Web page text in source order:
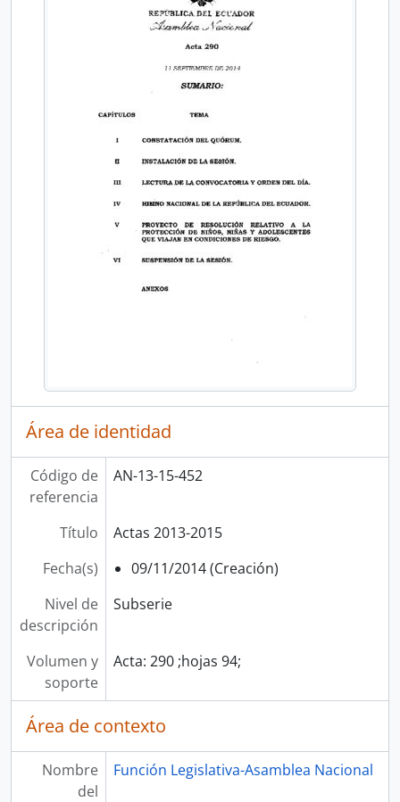
Área de identidad
Código de
referencia
AN-13-15-452
Título
Actas 2013-2015
Fecha(s)
09/11/2014 (Creación)
Nivel de
descripción
Subserie
Volumen y
soporte
Acta: 290 ;hojas 94;
Área de contexto
Nombre
del
Función Legislativa-Asamblea Nacional